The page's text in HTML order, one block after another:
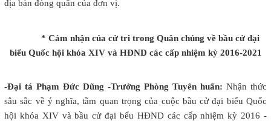
địa bàn đóng quân của đơn vị.
* Cảm nhận của cử tri trong Quân chủng về bầu cử đại
biểu Quốc hội khóa XIV và HĐND các cấp nhiệm kỳ 2016-2021
-Đại tá Phạm Đức Dũng -Trưởng Phòng Tuyên huấn: Nhận thức
sâu sắc về ý nghĩa, tầm quan trọng của cuộc bầu cử đại biểu Quốc
hội khóa XIV và bầu cử đại bểu HĐND các cấp nhiệm kỳ 2016 -